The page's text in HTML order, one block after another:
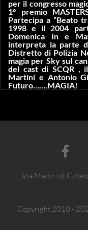
per il congresso
1° premio
Partecipa a “Beato
1998 e il 2004
Domenica In e
interpreta la parte
Distretto di Polizia
magia per Sky sul
del cast di SCQR ,
Martini e Antonio
Futuro…….MAGIA!
Via Martiri di
Copyright 2010 -